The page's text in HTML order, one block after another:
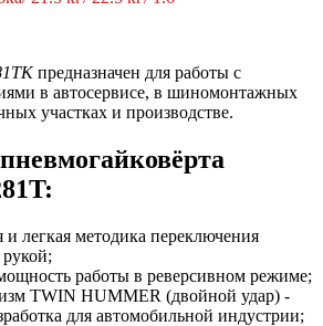
предназначен для работы с
в автосервисе, в шиномонтажных
участках и производстве.
легкая методика переключения
работы в реверсивном режиме;
TWIN HUMMER (двойной удар) -
для автомобильной индустрии;